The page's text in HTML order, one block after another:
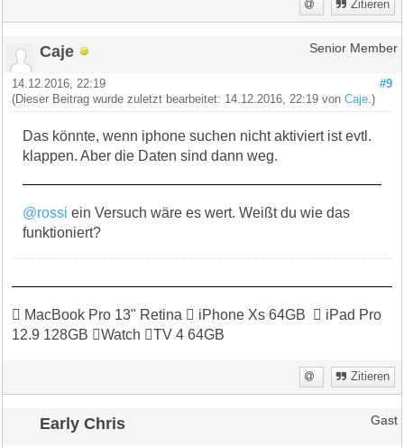
Zitieren
Caje Senior Member
#9
14.12.2016, 22:19
(Dieser Beitrag wurde zuletzt bearbeitet: 14.12.2016, 22:19 vonCaje .)
Das könnte, wenn iphone suchen nicht aktiviert ist evtl.
klappen. Aber die Daten sind dann weg.
@rossi ein Versuch wäre es wert. Weißt du wie das
funktioniert?
 MacBook Pro 13" Retina  iPhone Xs 64GB  iPad Pro
12.9 128GB Watch TV 4 64GB
Zitieren
Early Chris Gast